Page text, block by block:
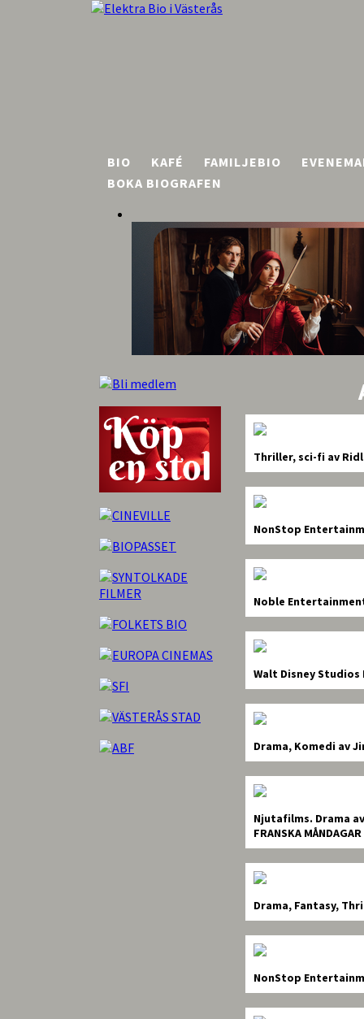
BIO KAFÉ FAMILJEBIO
BOKA BIOGRAFEN
Thriller, sci-fi av
NonStop
Noble
Walt Disney
Drama, Komedi av
Njutafilms. Drama
FRANSKA
Drama, Fantasy,
NonStop